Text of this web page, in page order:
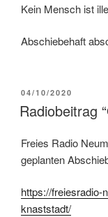
Kein Mensch ist
Abschiebehaft
04/10/2020
Radiobeitrag
Freies Radio
geplanten
https://freiesradio-
knaststadt/